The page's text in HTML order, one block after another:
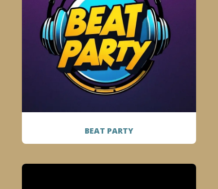
BEAT PARTY